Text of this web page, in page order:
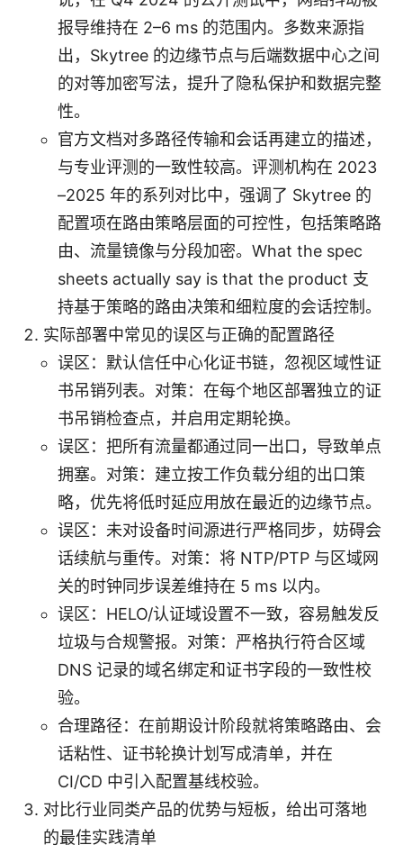
报导维持在 2–6 ms 的范围内。多数来源指
出，Skytree 的边缘节点与后端数据中心之间
的对等加密写法，提升了隐私保护和数据完整
性。
官方文档对多路径传输和会话再建立的描述，
与专业评测的一致性较高。评测机构在 2023
–2025 年的系列对比中，强调了 Skytree 的
配置项在路由策略层面的可控性，包括策略路
由、流量镜像与分段加密。What the spec
sheets actually say is that the product 支
持基于策略的路由决策和细粒度的会话控制。
实际部署中常见的误区与正确的配置路径
误区：默认信任中心化证书链，忽视区域性证
书吊销列表。对策：在每个地区部署独立的证
书吊销检查点，并启用定期轮换。
误区：把所有流量都通过同一出口，导致单点
拥塞。对策：建立按工作负载分组的出口策
略，优先将低时延应用放在最近的边缘节点。
误区：未对设备时间源进行严格同步，妨碍会
话续航与重传。对策：将 NTP/PTP 与区域网
关的时钟同步误差维持在 5 ms 以内。
误区：HELO/认证域设置不一致，容易触发反
垃圾与合规警报。对策：严格执行符合区域
DNS 记录的域名绑定和证书字段的一致性校
验。
合理路径：在前期设计阶段就将策略路由、会
话粘性、证书轮换计划写成清单，并在
CI/CD 中引入配置基线校验。
对比行业同类产品的优势与短板，给出可落地
的最佳实践清单